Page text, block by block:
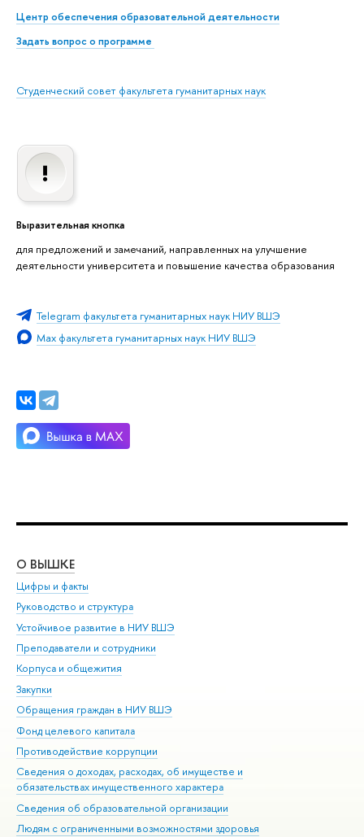
Центр обеспечения образовательной деятельности
Задать вопрос о программе
Студенческий совет факультета гуманитарных наук
Выразительная кнопка
для предложений и замечаний, направленных на улучшение
деятельности университета и повышение качества образования
Telegram факультета гуманитарных наук НИУ ВШЭ
Max факультета гуманитарных наук НИУ ВШЭ
О ВЫШКЕ
Цифры и факты
Руководство и структура
Устойчивое развитие в НИУ ВШЭ
Преподаватели и сотрудники
Корпуса и общежития
Закупки
Обращения граждан в НИУ ВШЭ
Фонд целевого капитала
Противодействие коррупции
Сведения о доходах, расходах, об имуществе и
обязательствах имущественного характера
Сведения об образовательной организации
Людям с ограниченными возможностями здоровья